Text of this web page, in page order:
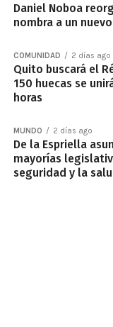
Daniel Noboa
nombra a un
COMUNIDAD 2 días ago
Quito buscará el
150 huecas se
horas
MUNDO 2 días ago
De la Espriella
mayorías
seguridad y la